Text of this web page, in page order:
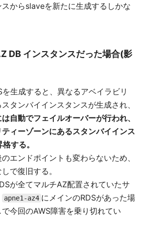
からslaveを新たに生成するしかな
DB インスタンスだった場合(影
生成すると、異なるアベイラビリ
タンバイインスタンスが生成され、
自動でフェイルオーバーが行われ、
ィーゾーンにあるスタンバイインス
する。
エンドポイントも変わらないため、
で復旧する。
が全てマルチAZ配置されていたサ
apne1-az4 にメインのRDSがあった場
今回のAWS障害を乗り切れてい